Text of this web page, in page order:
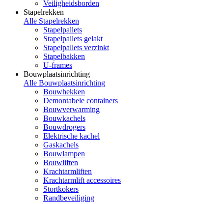
Veiligheidsborden
Stapelrekken
Alle Stapelrekken
Stapelpallets
Stapelpallets gelakt
Stapelpallets verzinkt
Stapelbakken
U-frames
Bouwplaatsinrichting
Alle Bouwplaatsinrichting
Bouwhekken
Demontabele containers
Bouwverwarming
Bouwkachels
Bouwdrogers
Elektrische kachel
Gaskachels
Bouwlampen
Bouwliften
Krachtarmliften
Krachtarmlift accessoires
Stortkokers
Randbeveiliging